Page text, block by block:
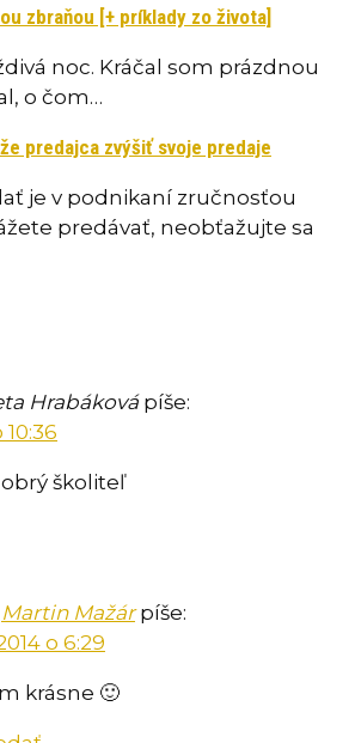
zbraňou [+ príklady zo života]
noc. Kráčal som prázdnou
o čom…
predajca zvýšiť svoje predaje
je v podnikaní zručnosťou
predávať, neobťažujte sa
Hrabáková píše:
10:36
školiteľ
Martin Mažár píše:
o 6:29
krásne 🙂